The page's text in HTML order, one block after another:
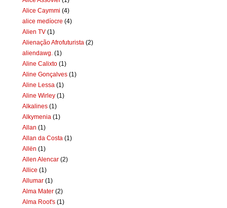
Alice Caymmi (4)
alice medíocre (4)
Alien TV (1)
Alienação Afrofuturista (2)
aliendawg. (1)
Aline Calixto (1)
Aline Gonçalves (1)
Aline Lessa (1)
Aline Wirley (1)
Alkalines (1)
Alkymenia (1)
Allan (1)
Allan da Costa (1)
Allën (1)
Allen Alencar (2)
Allice (1)
Allumar (1)
Alma Mater (2)
Alma Root's (1)